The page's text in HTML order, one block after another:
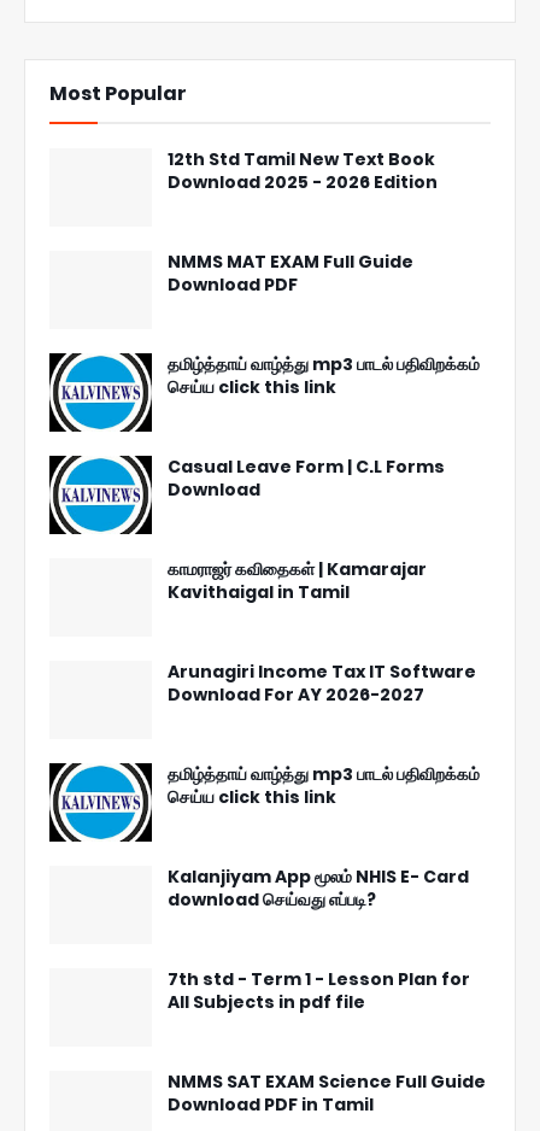
Most Popular
12th Std Tamil New Text Book
Download 2025 - 2026 Edition
NMMS MAT EXAM Full Guide
Download PDF
தமிழ்த்தாய் வாழ்த்து mp3 பாடல் பதிவிறக்கம்
செய்ய click this link
Casual Leave Form | C.L Forms
Download
காமராஜர் கவிதைகள் | Kamarajar
Kavithaigal in Tamil
Arunagiri Income Tax IT Software
Download For AY 2026-2027
தமிழ்த்தாய் வாழ்த்து mp3 பாடல் பதிவிறக்கம்
செய்ய click this link
Kalanjiyam App மூலம் NHIS E- Card
download செய்வது எப்படி?
7th std - Term 1 - Lesson Plan for
All Subjects in pdf file
NMMS SAT EXAM Science Full Guide
Download PDF in Tamil